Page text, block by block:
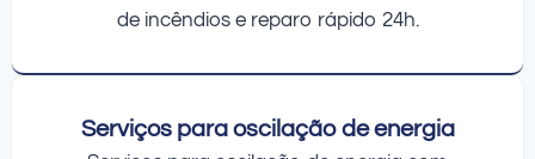
de incêndios e reparo rápido 24h.
Serviços para oscilação de energia